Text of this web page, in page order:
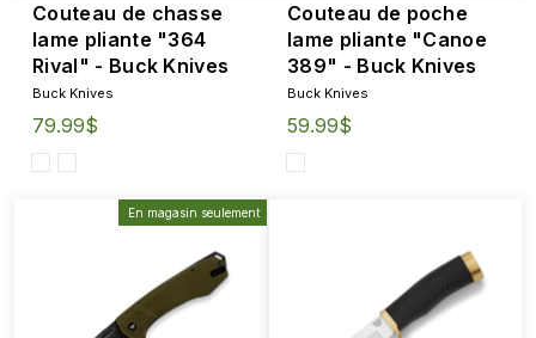
Couteau de chasse
lame pliante "364
Rival" - Buck Knives
Buck Knives
79.99$
Couteau de poche
lame pliante "Canoe
389" - Buck Knives
Buck Knives
59.99$
En magasin seulement